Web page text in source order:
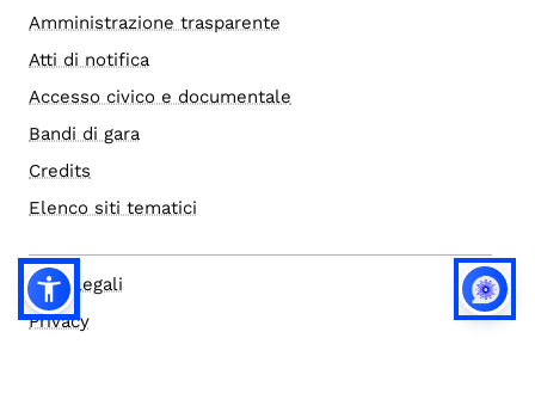
Amministrazione trasparente
Atti di notifica
Accesso civico e documentale
Bandi di gara
Credits
Elenco siti tematici
Note legali
Privacy